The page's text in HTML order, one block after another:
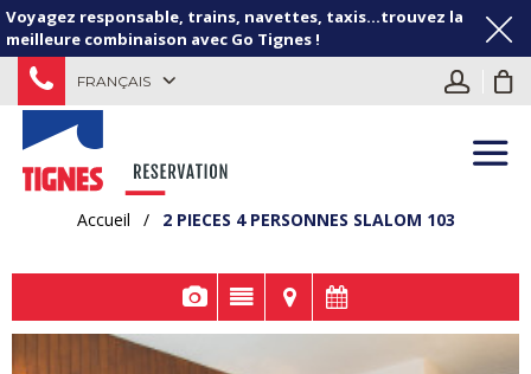
Voyagez responsable, trains, navettes, taxis...trouvez la
meilleure combinaison avec Go Tignes !
FRANÇAIS
Accueil / 2 PIECES 4 PERSONNES SLALOM 103